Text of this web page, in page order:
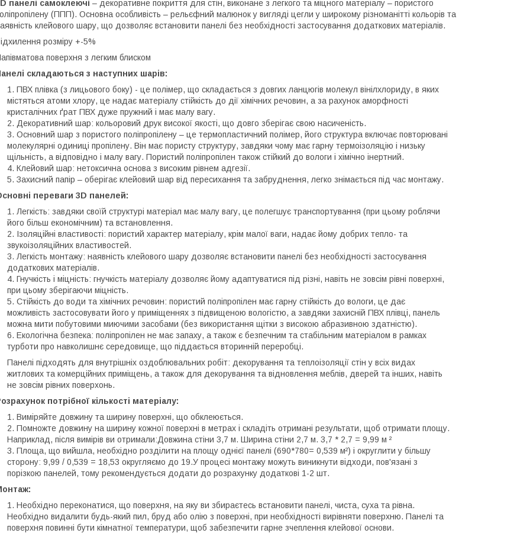
панелі самоклеючі – декоративне покриття для стін, виконане з легкого та міцного матеріалу – пористого
(ППП). Основна особливість – рельєфний малюнок у вигляді цегли у широкому різноманітті кольорів та
клейового шару, що дозволяє встановити панелі без необхідності застосування додаткових матеріалів.
розміру +-5%
поверхня з легким блиском
складаються з наступних шарів:
ПВХ плівка (з лицьового боку) - це полімер, що складається з довгих ланцюгів молекул вінілхлориду, в яких
містяться атоми хлору, це надає матеріалу стійкість до дії хімічних речовин, а за рахунок аморфності
кристалічних ґрат ПВХ дуже пружний і має малу вагу.
Декоративний шар: кольоровий друк високої якості, що довго зберігає свою насиченість.
Основний шар з пористого поліпропілену – це термопластичний полімер, його структура включає повторювані
молекулярні одиниці пропілену. Він має пористу структуру, завдяки чому має гарну термоізоляцію і низьку
щільність, а відповідно і малу вагу. Пористий поліпропілен також стійкий до вологи і хімічно інертний.
Клейовий шар: нетоксична основа з високим рівнем адгезії.
Захисний папір – оберігає клейовий шар від пересихання та забруднення, легко знімається під час монтажу.
переваги 3D панелей:
Легкість: завдяки своїй структурі матеріал має малу вагу, це полегшує транспортування (при цьому роблячи
його більш економічним) та встановлення.
Ізоляційні властивості: пористий характер матеріалу, крім малої ваги, надає йому добрих тепло- та
звукоізоляційних властивостей.
Легкість монтажу: наявність клейового шару дозволяє встановити панелі без необхідності застосування
додаткових матеріалів.
Гнучкість і міцність: гнучкість матеріалу дозволяє йому адаптуватися під різні, навіть не зовсім рівні поверхні,
при цьому зберігаючи міцність.
Стійкість до води та хімічних речовин: пористий поліпропілен має гарну стійкість до вологи, це дає
можливість застосовувати його у приміщеннях з підвищеною вологістю, а завдяки захисній ПВХ плівці, панель
можна мити побутовими миючими засобами (без використання щітки з високою абразивною здатністю).
Екологічна безпека: поліпропілен не має запаху, а також є безпечним та стабільним матеріалом в рамках
турботи про навколишнє середовище, що піддається вторинній переробці.
Панелі підходять для внутрішніх оздоблювальних робіт: декорування та теплоізоляції стін у всіх видах
житлових та комерційних приміщень, а також для декорування та відновлення меблів, дверей та інших, навіть
не зовсім рівних поверхонь.
потрібної кількості матеріалу:
Виміряйте довжину та ширину поверхні, що обклеюється.
Помножте довжину на ширину кожної поверхні в метрах і складіть отримані результати, щоб отримати площу.
Наприклад, після вимірів ви отримали:Довжина стіни 3,7 м. Ширина стіни 2,7 м. 3,7 * 2,7 = 9,99 м ²
Площа, що вийшла, необхідно розділити на площу однієї панелі (690*780= 0,539 м²) і округлити у більшу
сторону: 9,99 / 0,539 = 18,53 округляємо до 19.У процесі монтажу можуть виникнути відходи, пов'язані з
порізкою панелей, тому рекомендується додати до розрахунку додаткові 1-2 шт.
Необхідно переконатися, що поверхня, на яку ви збираєтесь встановити панелі, чиста, суха та рівна.
Необхідно видалити будь-який пил, бруд або олію з поверхні, при необхідності вирівняти поверхню. Панелі та
поверхня повинні бути кімнатної температури, щоб забезпечити гарне зчеплення клейової основи.